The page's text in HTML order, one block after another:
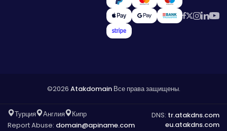
©2026 AtakdomainВсе права защищены.
Турция Англия
Кипр
Report Abuse: domain@apiname.com
DNS: tr.atakdns.com
eu.atakdns.com